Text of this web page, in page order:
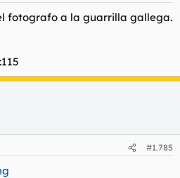
fotografo a la guarrilla gallega.
#1.785